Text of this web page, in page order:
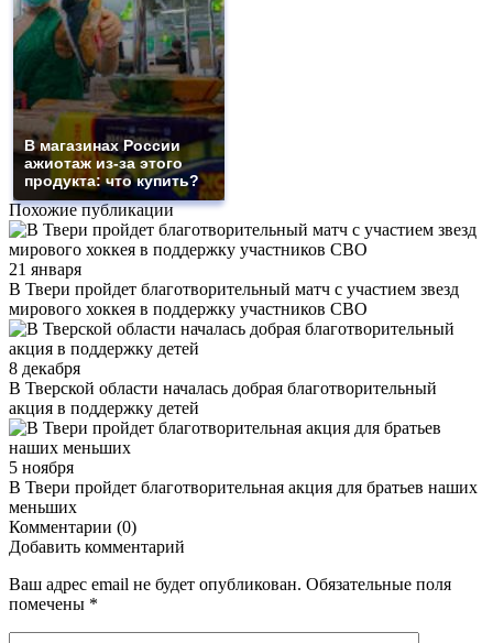
В магазинах России
ажиотаж из-за этого
продукта: что купить?
Похожие публикации
21 января
В Твери пройдет благотворительный матч с участием звезд
мирового хоккея в поддержку участников СВО
8 декабря
В Тверской области началась добрая благотворительный
акция в поддержку детей
5 ноября
В Твери пройдет благотворительная акция для братьев наших
меньших
Комментарии (0)
Добавить комментарий
Ваш адрес email не будет опубликован. Обязательные поля
помечены *